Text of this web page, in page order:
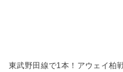
東武野田線で1本！アウェイ柏